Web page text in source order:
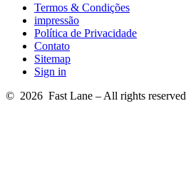
Termos & Condições
impressão
Política de Privacidade
Contato
Sitemap
Sign in
© 2026 Fast Lane – All rights reserved